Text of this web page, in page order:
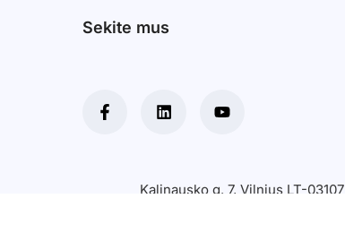
Sekite mus
Kalinausko g. 7, Vilnius LT-03107